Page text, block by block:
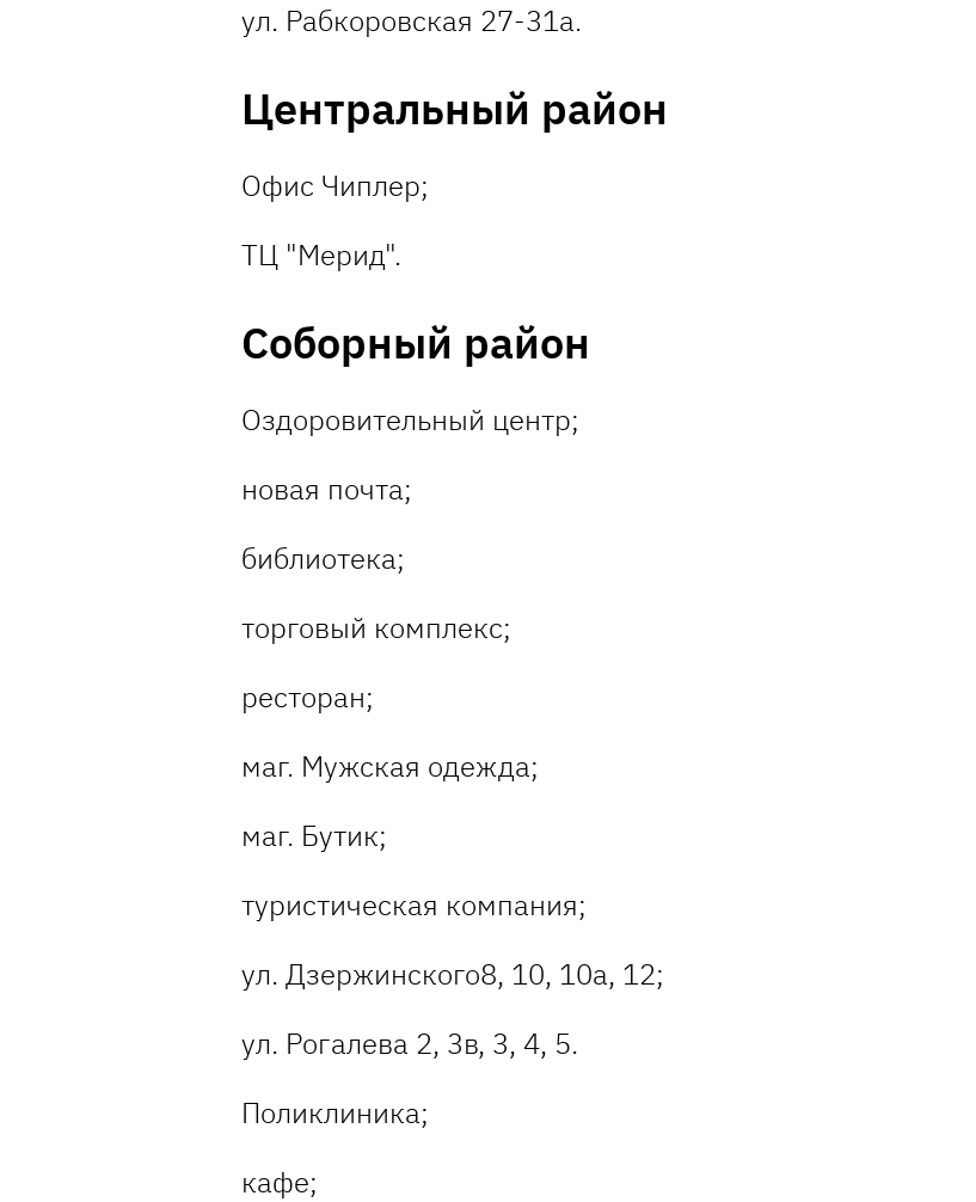
ул. Рабкоровская 27-31а.
Центральный район
Офис Чиплер;
ТЦ "Мерид".
Соборный район
Оздоровительный центр;
новая почта;
библиотека;
торговый комплекс;
ресторан;
маг. Мужская одежда;
маг. Бутик;
туристическая компания;
ул. Дзержинского8, 10, 10а, 12;
ул. Рогалева 2, 3в, 3, 4, 5.
Поликлиника;
кафе;